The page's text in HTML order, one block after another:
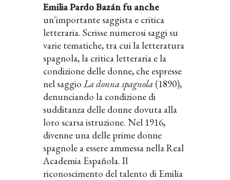
Emilia Pardo Bazán fu anche
un'importante saggista e critica
letteraria. Scrisse numerosi saggi su
varie tematiche, tra cui la letteratura
spagnola, la critica letteraria e la
condizione delle donne, che espresse
nel saggioLa donna spagnola (1890),
denunciando la condizione di
sudditanza delle donne dovuta alla
loro scarsa istruzione. Nel 1916,
divenne una delle prime donne
spagnole a essere ammessa nella Real
Academia Española. Il
riconoscimento del talento di Emilia